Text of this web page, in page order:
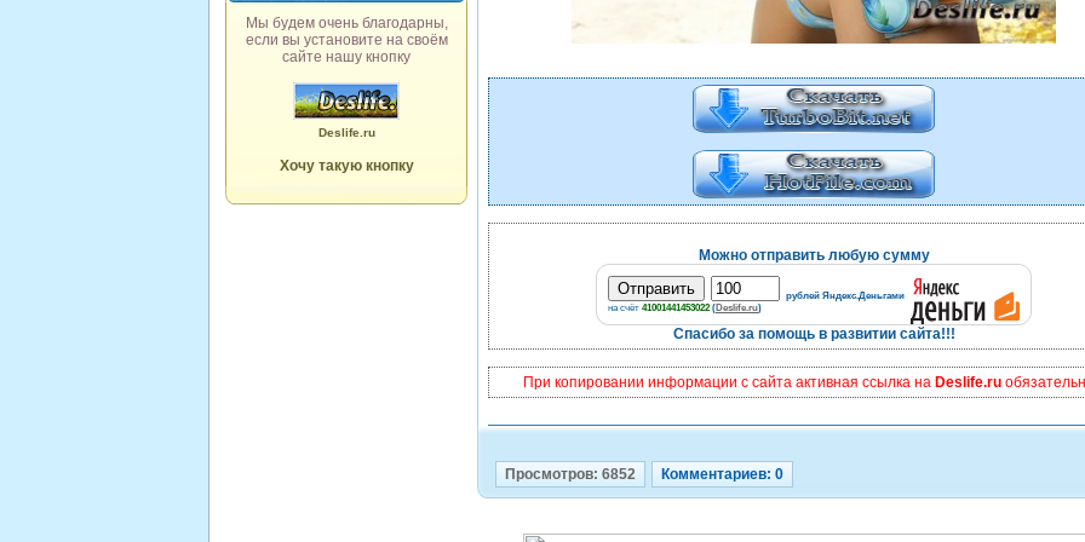
Мы будем очень благодарны,
если вы установите на своём
сайте нашу кнопку
Deslife.ru
Хочу такую кнопку
Можно отправить любую сумму
рублей Яндекс.Деньгами
на счёт 41001441453022 (Deslife.ru)
Спасибо за помощь в развитии сайта!!!
При копировании информации с сайта активная ссылка на Deslife.ru
Просмотров: 6852 Комментариев: 0